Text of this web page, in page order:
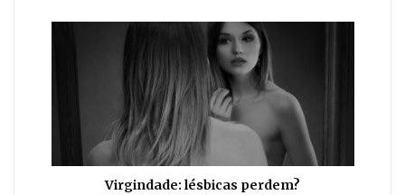
Virgindade: lésbicas perdem?